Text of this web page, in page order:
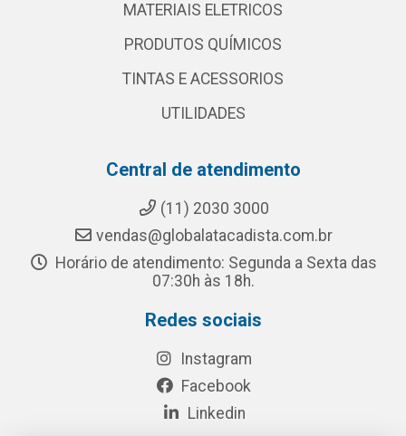
MATERIAIS ELETRICOS
PRODUTOS QUÍMICOS
TINTAS E ACESSORIOS
UTILIDADES
Central de atendimento
(11) 2030 3000
vendas@globalatacadista.com.br
Horário de atendimento: Segunda a Sexta das
07:30h às 18h.
Redes sociais
Instagram
Facebook
Linkedin